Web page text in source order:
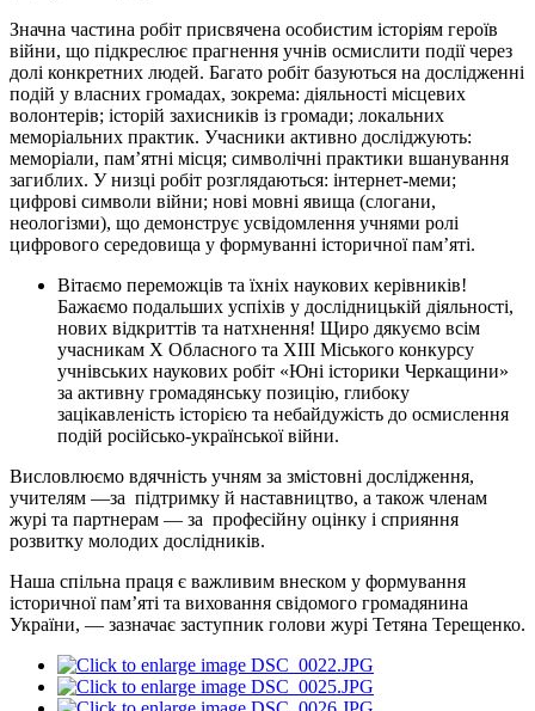
Значна частина робіт присвячена особистим історіям героїв
війни, що підкреслює прагнення учнів осмислити події через
долі конкретних людей. Багато робіт базуються на дослідженні
подій у власних громадах, зокрема: діяльності місцевих
волонтерів; історій захисників із громади; локальних
меморіальних практик. Учасники активно досліджують:
меморіали, пам’ятні місця; символічні практики вшанування
загиблих. У низці робіт розглядаються: інтернет-меми;
цифрові символи війни; нові мовні явища (слогани,
неологізми), що демонструє усвідомлення учнями ролі
цифрового середовища у формуванні історичної пам’яті.
Вітаємо переможців та їхніх наукових керівників!
Бажаємо подальших успіхів у дослідницькій діяльності,
нових відкриттів та натхнення! Щиро дякуємо всім
учасникам Х Обласного та ХІІІ Міського конкурсу
учнівських наукових робіт «Юні історики Черкащини»
за активну громадянську позицію, глибоку
зацікавленість історією та небайдужість до осмислення
подій російсько-української війни.
Висловлюємо вдячність учням за змістовні дослідження,
учителям —за підтримку й наставництво, а також членам
журі та партнерам — за професійну оцінку і сприяння
розвитку молодих дослідників.
Наша спільна праця є важливим внеском у формування
історичної пам’яті та виховання свідомого громадянина
України, — зазначає заступник голови журі Тетяна Терещенко.